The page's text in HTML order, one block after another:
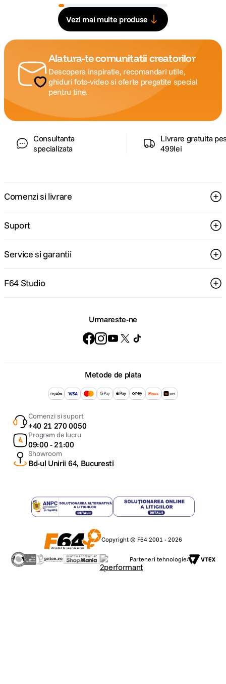
Vezi mai multe produse
Alatura-te comunitatii creatorilor
Descopera inspiratie, recomandari utile,
ghiduri foto-video si oferte pregatite special
pentru tine.
Consultanta
specializata
Livrare gratuita
499lei
Comenzi si livrare
Suport
Service si garantii
F64 Studio
Urmareste-ne
Metode de plata
Comenzi si suport
+40 21 270 0050
Program de lucru
09:00 - 21:00
Showroom
Bd-ul Unirii 64, Bucuresti
Copyright © F64 2001 - 2026
Parteneri tehnologie: